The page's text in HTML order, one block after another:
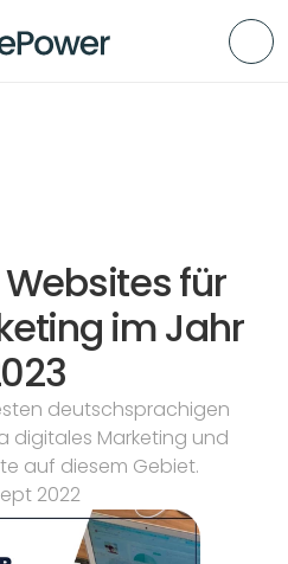
für
im Jahr
deutschsprachigen
digitales Marketing und
auf diesem Gebiet.
2022